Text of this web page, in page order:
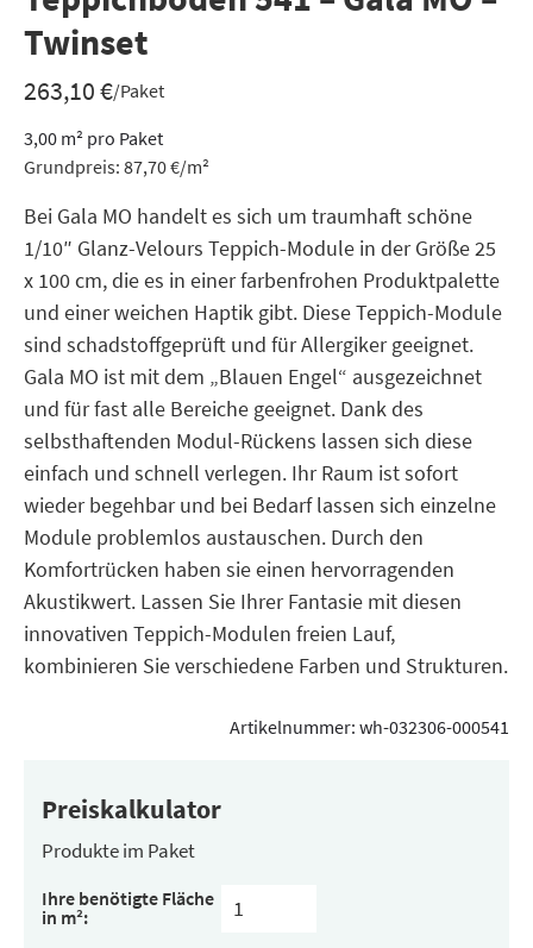
Twinset
263,10€/Paket
3,00 m² pro Paket
Grundpreis: 87,70€/m²
Bei Gala MO handelt es sich um traumhaft schöne
1/10″ Glanz-Velours Teppich-Module in der Größe 25
x 100 cm, die es in einer farbenfrohen Produktpalette
und einer weichen Haptik gibt. Diese Teppich-Module
sind schadstoffgeprüft und für Allergiker geeignet.
Gala MO ist mit dem „Blauen Engel“ ausgezeichnet
und für fast alle Bereiche geeignet. Dank des
selbsthaftenden Modul-Rückens lassen sich diese
einfach und schnell verlegen. Ihr Raum ist sofort
wieder begehbar und bei Bedarf lassen sich einzelne
Module problemlos austauschen. Durch den
Komfortrücken haben sie einen hervorragenden
Akustikwert. Lassen Sie Ihrer Fantasie mit diesen
innovativen Teppich-Modulen freien Lauf,
kombinieren Sie verschiedene Farben und Strukturen.
Artikelnummer: wh-032306-000541
Preiskalkulator
Produkte im Paket
Inhalt
pro
Paket
Ihre benötigte Fläche
in m²: